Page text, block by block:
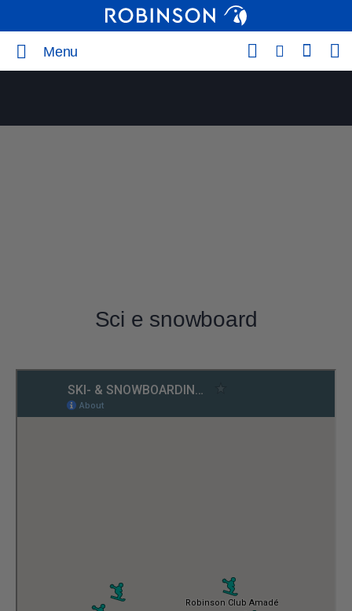
Menu
Sci e snowboard